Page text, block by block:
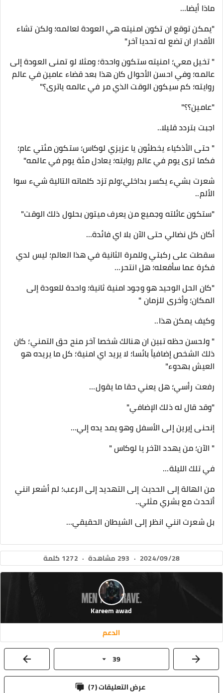
ماذا أيضا…
"يمكن توقع ان تكون امنيته هي العودة لعالمه؛ ولكن تشاء
الأقدار ان تضع له تحديا آخر"
" تخيل معي؛ امنيته ستكون واحدة؛ ومثلا لو تمنى العودة إلى
عالمه؛ وفي احسن الأحوال كان هذا بعد قضاء عامين في عالم
روايته؛ كم سيكون الوقت الذي مر في عالمه ياترى؟"
"عامين؟؟"
اجبت بتردد قليلا..
" حتى الأذكياء يخطئون يا عزيزي لوكاس؛ ستكون مئتي عام؛
فكما ترى يوم في عالم روايته؛ يعادل مئة يوم في عالمه"
شعرت بشيء يكسر بداخلي؛ولم تزد كلماته التالية شيء سوا
الألم..
"ستكون عائلته وجميع من يعرف ميتون بحلول ذلك الوقت"
أكان كل نضالي حتى الآن بلا اي فائدة…
سقطت على ركبتي وللمرة الثانية في هذا العالم؛ ليس لدي
فكرة عما سأفعله؛ هل انتحر…
"كان الحل الوحيد هو وجود امنية ثانية؛ واحدة للعودة إلى
المكان؛ وأخرى للزمان "
وكيف يمكن هذا..
" ولحسن حظه تبين ان هنالك شخصا آخر منح حق التمني؛ كان
ذلك الشخص إضافياً بائسا؛ لا يريد اي امنية؛ كل ما يريده هو
العيش بهدوء"
رفعت رأسي؛ هل يعني حقا ما يقول…
"وقد قال له ذلك الإضافي"
إنحنى إيرين إلى الأسفل وهو يمد يده إلي…
" الآن؛ من يهدد الآخر يا لوكاس "
في تلك الليلة…
من الهالة إلى الحديث إلى التهديد إلى الرعب؛ لم أشعر انني
أتحدث مع بشري مثلي..
بل شعرت انني انظر إلى الشيطان الحقيقي…
2024/09/28
· 293 مشاهدة · 1272 كلمة
Kareem awad
الدعم
39
عرض التعليقات ( 7
)